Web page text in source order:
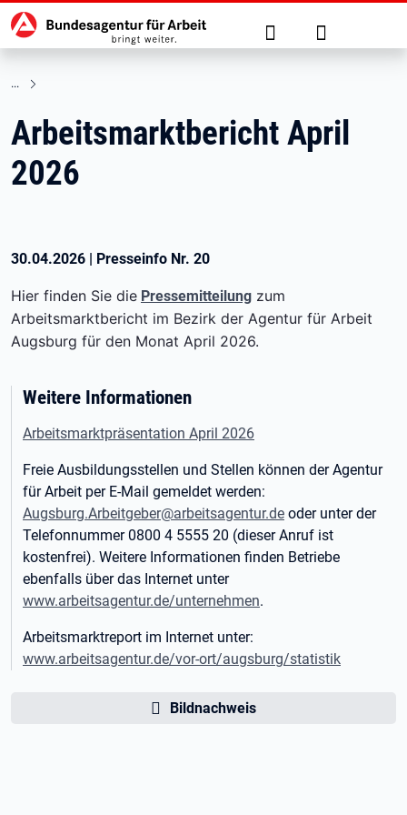
zu den Hauptinhalten springen
Hauptnavigation Suche Anmelden
Arbeitsmarktbericht April
2026
30.04.2026 | Presseinfo Nr. 20
Hier finden Sie die Pressemitteilung zum
Arbeitsmarktbericht im Bezirk der Agentur für Arbeit
Augsburg für den Monat April 2026.
Weitere Informationen
Arbeitsmarktpräsentation April 2026
Freie Ausbildungsstellen und Stellen können der Agentur
für Arbeit per E-Mail gemeldet werden:
Augsburg.Arbeitgeber@arbeitsagentur.de oder unter der
Telefonnummer 0800 4 5555 20 (dieser Anruf ist
kostenfrei). Weitere Informationen finden Betriebe
ebenfalls über das Internet unter
www.arbeitsagentur.de/unternehmen.
Arbeitsmarktreport im Internet unter:
www.arbeitsagentur.de/vor-ort/augsburg/statistik
Bildnachweis